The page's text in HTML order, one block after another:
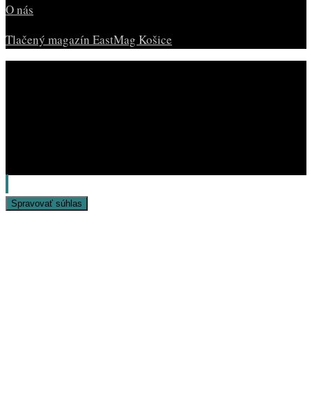
O nás
Tlačený magazín EastMag Košice
Spravovať súhlas